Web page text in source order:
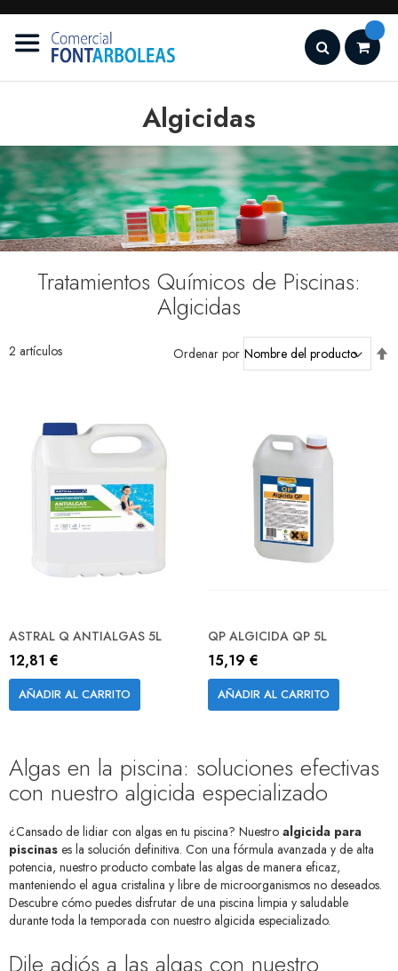
al
contenido
Search
Algicidas
Tratamientos Químicos de Piscinas:
Algicidas
2 artículos Ordenar por
ASTRAL Q ANTIALGAS 5L
12,81 €
AÑADIR AL CARRITO
QP ALGICIDA QP 5L
15,19 €
AÑADIR AL CARRITO
Algas en la piscina: soluciones efectivas
con nuestro algicida especializado
¿Cansado de lidiar con algas en tu piscina? Nuestro algicida para
piscinas es la solución definitiva. Con una fórmula avanzada y de alta
potencia, nuestro producto combate las algas de manera eficaz,
manteniendo el agua cristalina y libre de microorganismos no deseados.
Descubre cómo puedes disfrutar de una piscina limpia y saludable
durante toda la temporada con nuestro algicida especializado.
Dile adiós a las algas con nuestro